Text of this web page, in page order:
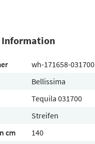
Information
wh-171658-031700
Bellissima
Tequila 031700
Streifen
cm
140